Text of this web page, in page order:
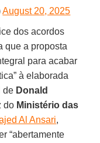
August 20, 2025
dos acordos
que a proposta
para acabar
à elaborada
de Donald
do Ministério das
Al Ansari,
“abertamente